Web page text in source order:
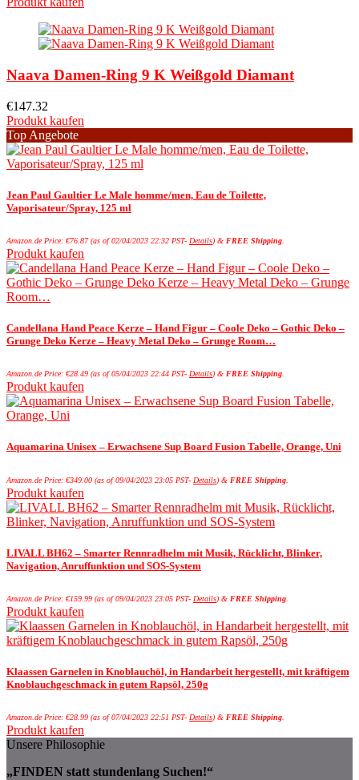
Naava Damen-Ring 9 K Weißgold Diamant
€147.32
Produkt kaufen
Top Angebote
Jean Paul Gaultier Le Male homme/men, Eau de Toilette,
Vaporisateur/Spray, 125 ml
Amazon.de Price: €76.87(as of 02/04/2023 22:32 PST- Details) & FREE Shipping
Produkt kaufen
Candellana Hand Peace Kerze – Hand Figur – Coole Deko – Gothic Deko –
Grunge Deko Kerze – Heavy Metal Deko – Grunge Room…
Amazon.de Price: €28.49 (as of 05/04/2023 22:44 PST- Details) & FREE Shipping.
Produkt kaufen
Aquamarina Unisex – Erwachsene Sup Board Fusion Tabelle, Orange, Uni
Amazon.de Price: €349.00 (as of 09/04/2023 23:05 PST- Details) & FREE Shipping
Produkt kaufen
LIVALL BH62 – Smarter Rennradhelm mit Musik, Rücklicht, Blinker,
Navigation, Anruffunktion und SOS-System
Amazon.de Price: €159.99 (as of 09/04/2023 23:05 PST- Details) & FREE Shipping
Produkt kaufen
Klaassen Garnelen in Knoblauchöl, in Handarbeit hergestellt, mit kräftigem
Knoblauchgeschmack in gutem Rapsöl, 250g
Amazon.de Price: €28.99 (as of 07/04/2023 22:51 PST- Details) & FREE Shipping.
Produkt kaufen
Unsere Philosophie
„FINDEN statt stundenlang Suchen!“